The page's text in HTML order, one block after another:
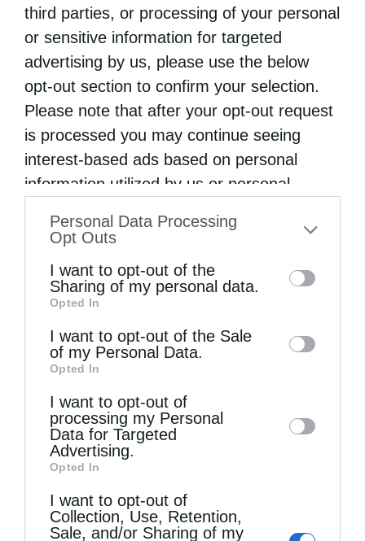
third parties, or processing of your personal
or sensitive information for targeted
advertising by us, please use the below
opt-out section to confirm your selection.
Please note that after your opt-out request
is processed you may continue seeing
interest-based ads based on personal
information utilized by us or personal
to your opt-out. You may separately opt-out
information by third parties on the IAB’s list
of downstream participants. This
information may also be disclosed by us to
third parties on theIAB’s List of
Downstream Participants
disclose it to other third parties.
Personal Data Processing
Opt Outs
I want to opt-out of the
Sharing of my personal data.
Opted In
I want to opt-out of the Sale
of my Personal Data.
Opted In
I want to opt-out of
processing my Personal
Data for Targeted
Advertising.
Opted In
I want to opt-out of
Collection, Use, Retention,
Sale, and/or Sharing of my
στήριξη και την ολόθυμη συμπαράστασή τους
και επικαλείται τις προσευχές όλων για την
αντιμετώπιση της παρούσης δοκιμασίας.
ΓΗΡΟΚΟΜΕΊΟ ΣΟΥΡΛΊΓΚΕΙΟ ΙΔΡΥΜΑ
ΜΟΙΡΑΣΟΥ
Προηγούμενο άρθρο
Η Εκκλησία μας γιορτάζει τον Αγώνα της Ελευθερίας
Κανονικοί επίσκοποι στην Αμερική :«Συμβουλευτείτε τους
γιατρούς σας »